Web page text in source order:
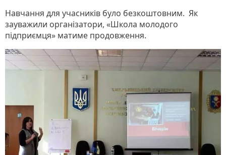
Навчання для учасників було безкоштовним. Як
зауважили організатори, «Школа молодого
підприємця» матиме продовження.